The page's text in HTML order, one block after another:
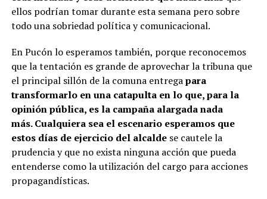
ellos podrían tomar durante esta semana pero sobre
todo una sobriedad política y comunicacional.
En Pucón lo esperamos también, porque reconocemos
que la tentación es grande de aprovechar la tribuna que
el principal sillón de la comuna entregapara
transformarlo en una catapulta en lo que, para la
opinión pública, es la campaña alargada nada
más. Cualquiera sea el escenario esperamos que
estos días de ejercicio del alcaldese cautele la
prudencia y que no exista ninguna acción que pueda
entenderse como la utilización del cargo para acciones
propagandísticas.